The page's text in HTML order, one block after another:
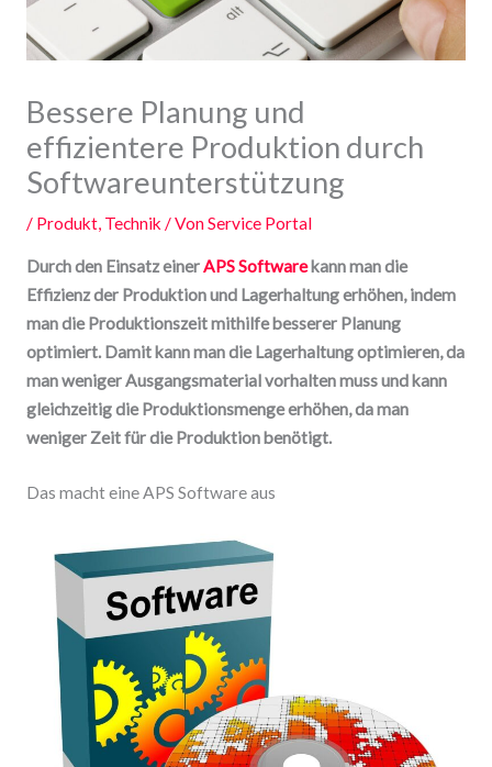
Bessere Planung und
effizientere Produktion durch
Softwareunterstützung
/ Produkt, Technik / VonService Portal
Durch den Einsatz einerAPS Softwarekann man die
Effizienz der Produktion und Lagerhaltung erhöhen, indem
man die Produktionszeit mithilfe besserer Planung
optimiert. Damit kann man die Lagerhaltung optimieren, da
man weniger Ausgangsmaterial vorhalten muss und kann
gleichzeitig die Produktionsmenge erhöhen, da man
weniger Zeit für die Produktion benötigt.
Das macht eine APS Software aus